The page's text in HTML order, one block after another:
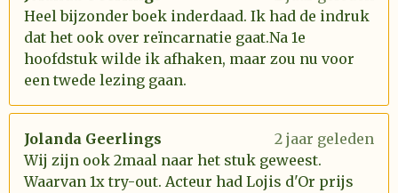
Heel bijzonder boek inderdaad. Ik had de indruk
dat het ook over reïncarnatie gaat.Na 1e
hoofdstuk wilde ik afhaken, maar zou nu voor
een twede lezing gaan.
Jolanda Geerlings
2 jaar geleden
Wij zijn ook 2maal naar het stuk geweest.
Waarvan 1x try-out. Acteur had Lojis d'Or prijs